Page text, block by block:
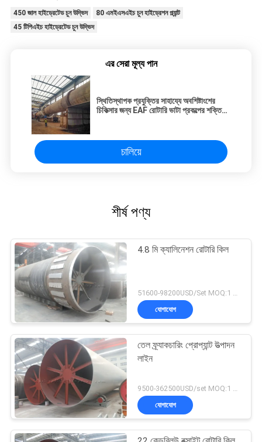
450 জাল হাইড্রেটেড চুন উদ্ভিদ
80 এমইএসএইচ চুন হাইড্রেশন প্ল্যান্ট
45 টিপিএইচ হাইড্রেটেড চুন উদ্ভিদ
এর সেরা মূল্য পান
স্থিতিস্থাপক প্রযুক্তির সাহায্যে অবশিষ্টাংশের
চিকিত্সার জন্য EAF রোটারি ভাটা প্রকল্পের শক্তি
চালিয়ে
শীর্ষ পণ্য
4.8 মি ক্যালিনেশন রোটারি কিল
51600-98200USD/Set MOQ:1 সেট
যোগাযোগ
তেল ফ্র্যাকচারিং প্রোপ্যান্ট উত্পাদন
লাইন
যোগাযোগ